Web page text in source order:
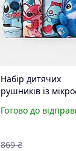
Набір дитячих
рушників із
за дитиною м'які
25x50 см
Готово до
869 ₴